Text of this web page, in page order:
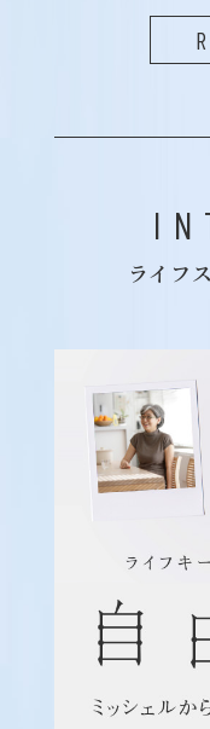
ライフ